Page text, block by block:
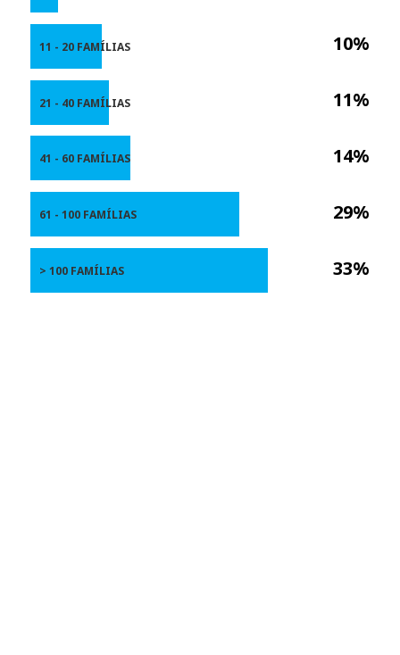
10%
11%
14%
29%
33%
11 - 20 FAMÍLIAS
21 - 40 FAMÍLIAS
41 - 60 FAMÍLIAS
61 - 100 FAMÍLIAS
> 100 FAMÍLIAS